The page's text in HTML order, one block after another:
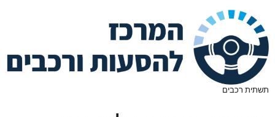
תשתית רכבים